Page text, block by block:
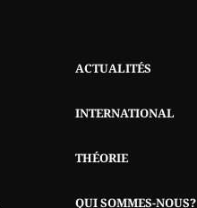
ACTUALITÉS
INTERNATIONAL
THÉORIE
QUI SOMMES-NOUS?